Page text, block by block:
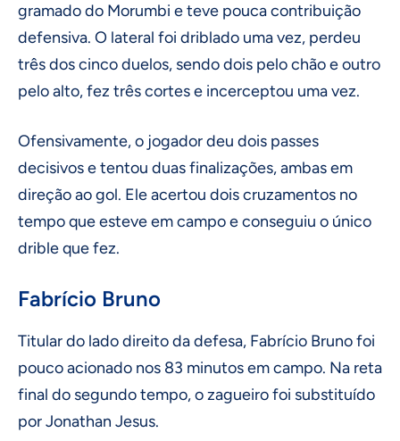
gramado do Morumbi e teve pouca contribuição
defensiva. O lateral foi driblado uma vez, perdeu
três dos cinco duelos, sendo dois pelo chão e outro
pelo alto, fez três cortes e incerceptou uma vez.
Ofensivamente, o jogador deu dois passes
decisivos e tentou duas finalizações, ambas em
direção ao gol. Ele acertou dois cruzamentos no
tempo que esteve em campo e conseguiu o único
drible que fez.
Fabrício Bruno
Titular do lado direito da defesa, Fabrício Bruno foi
pouco acionado nos 83 minutos em campo. Na reta
final do segundo tempo, o zagueiro foi substituído
por Jonathan Jesus.